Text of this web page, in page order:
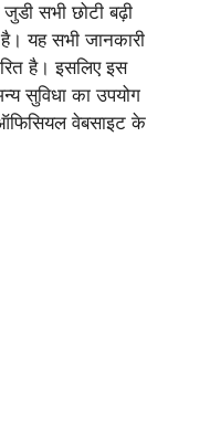
जुडी सभी छोटी बढ़ी
यह सभी जानकारी
है। इसलिए इस
सुविधा का उपयोग
वेबसाइट के